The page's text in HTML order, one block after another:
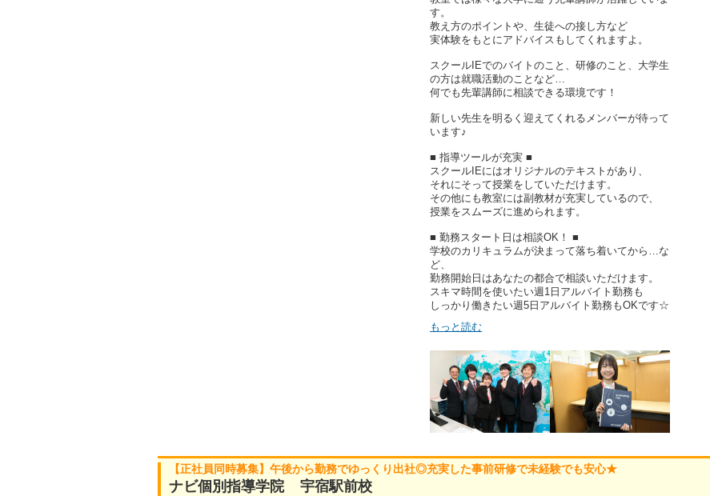
す。
教え方のポイントや、生徒への接し方など
実体験をもとにアドバイスもしてくれますよ。
スクールIEでのバイトのこと、研修のこと、大学生
の方は就職活動のことなど…
何でも先輩講師に相談できる環境です！
新しい先生を明るく迎えてくれるメンバーが待って
います♪
■ 指導ツールが充実 ■
スクールIEにはオリジナルのテキストがあり、
それにそって授業をしていただけます。
その他にも教室には副教材が充実しているので、
授業をスムーズに進められます。
■ 勤務スタート日は相談OK！ ■
学校のカリキュラムが決まって落ち着いてから…な
ど、
勤務開始日はあなたの都合で相談いただけます。
スキマ時間を使いたい週1日アルバイト勤務も
しっかり働きたい週5日アルバイト勤務もOKです☆
もっと読む
【正社員同時募集】午後から勤務でゆっくり出社◎充実した事前研修で未経験でも安心★
ナビ個別指導学院 宇宿駅前校